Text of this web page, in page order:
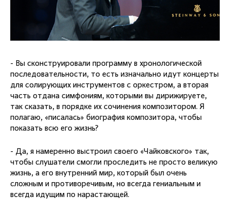
- Вы сконструировали программу в хронологической
последовательности, то есть изначально идут концерты
для солирующих инструментов с оркестром, а вторая
часть отдана симфониям, которыми вы дирижируете,
так сказать, в порядке их сочинения композитором. Я
полагаю, «писалась» биография композитора, чтобы
показать всю его жизнь?
- Да, я намеренно выстроил своего «Чайковского» так,
чтобы слушатели смогли проследить не просто великую
жизнь, а его внутренний мир, который был очень
сложным и противоречивым, но всегда гениальным и
всегда идущим по нарастающей.